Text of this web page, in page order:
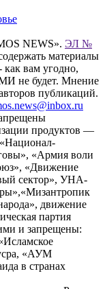
NEWS». ЭЛ №
материалы
как вам угодно,
не будет. Мнение
публикаций.
продуктов —
«Армия воли
«Движение
сектор», УНА-
движение
партия
и запрещены:
«АУМ
в странах